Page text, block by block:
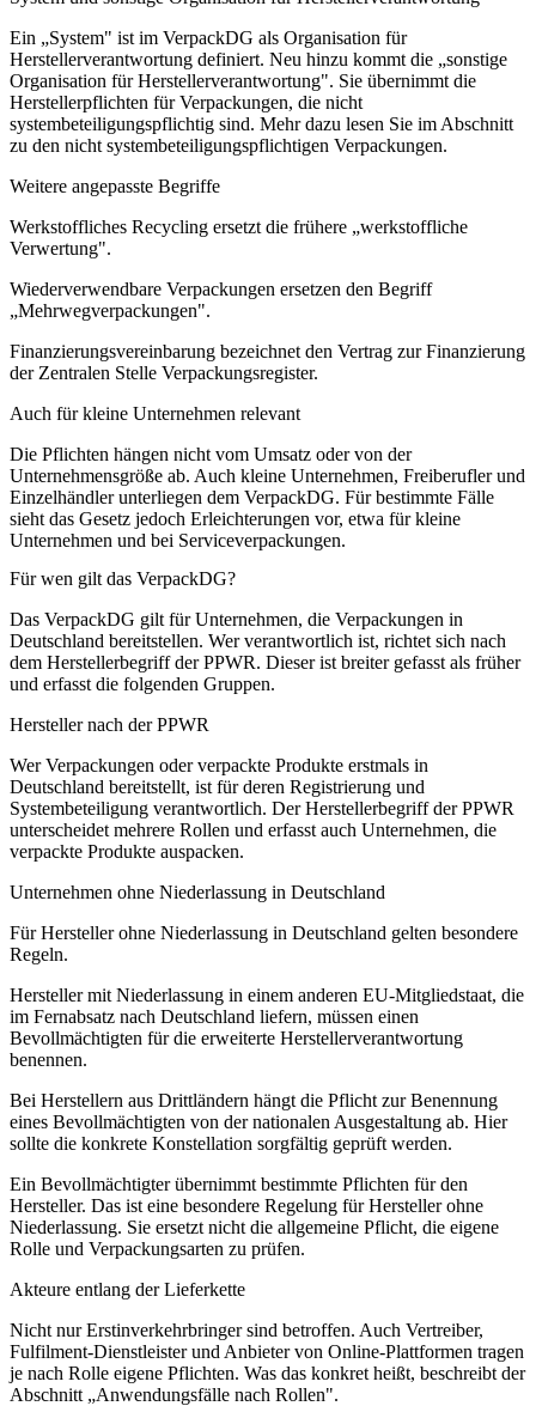
Ein „System" ist im VerpackDG als Organisation für
Herstellerverantwortung definiert. Neu hinzu kommt die „sonstige
Organisation für Herstellerverantwortung". Sie übernimmt die
Herstellerpflichten für Verpackungen, die nicht
systembeteiligungspflichtig sind. Mehr dazu lesen Sie im Abschnitt
zu den nicht systembeteiligungspflichtigen Verpackungen.
Weitere angepasste Begriffe
Werkstoffliches Recycling ersetzt die frühere „werkstoffliche
Verwertung".
Wiederverwendbare Verpackungen ersetzen den Begriff
„Mehrwegverpackungen".
Finanzierungsvereinbarung bezeichnet den Vertrag zur Finanzierung
der Zentralen Stelle Verpackungsregister.
Auch für kleine Unternehmen relevant
Die Pflichten hängen nicht vom Umsatz oder von der
Unternehmensgröße ab. Auch kleine Unternehmen, Freiberufler und
Einzelhändler unterliegen dem VerpackDG. Für bestimmte Fälle
sieht das Gesetz jedoch Erleichterungen vor, etwa für kleine
Unternehmen und bei Serviceverpackungen.
Für wen gilt das VerpackDG?
Das VerpackDG gilt für Unternehmen, die Verpackungen in
Deutschland bereitstellen. Wer verantwortlich ist, richtet sich nach
dem Herstellerbegriff der PPWR. Dieser ist breiter gefasst als früher
und erfasst die folgenden Gruppen.
Hersteller nach der PPWR
Wer Verpackungen oder verpackte Produkte erstmals in
Deutschland bereitstellt, ist für deren Registrierung und
Systembeteiligung verantwortlich. Der Herstellerbegriff der PPWR
unterscheidet mehrere Rollen und erfasst auch Unternehmen, die
verpackte Produkte auspacken.
Unternehmen ohne Niederlassung in Deutschland
Für Hersteller ohne Niederlassung in Deutschland gelten besondere
Regeln.
Hersteller mit Niederlassung in einem anderen EU-Mitgliedstaat, die
im Fernabsatz nach Deutschland liefern, müssen einen
Bevollmächtigten für die erweiterte Herstellerverantwortung
benennen.
Bei Herstellern aus Drittländern hängt die Pflicht zur Benennung
eines Bevollmächtigten von der nationalen Ausgestaltung ab. Hier
sollte die konkrete Konstellation sorgfältig geprüft werden.
Ein Bevollmächtigter übernimmt bestimmte Pflichten für den
Hersteller. Das ist eine besondere Regelung für Hersteller ohne
Niederlassung. Sie ersetzt nicht die allgemeine Pflicht, die eigene
Rolle und Verpackungsarten zu prüfen.
Akteure entlang der Lieferkette
Nicht nur Erstinverkehrbringer sind betroffen. Auch Vertreiber,
Fulfilment-Dienstleister und Anbieter von Online-Plattformen tragen
je nach Rolle eigene Pflichten. Was das konkret heißt, beschreibt der
Abschnitt „Anwendungsfälle nach Rollen".